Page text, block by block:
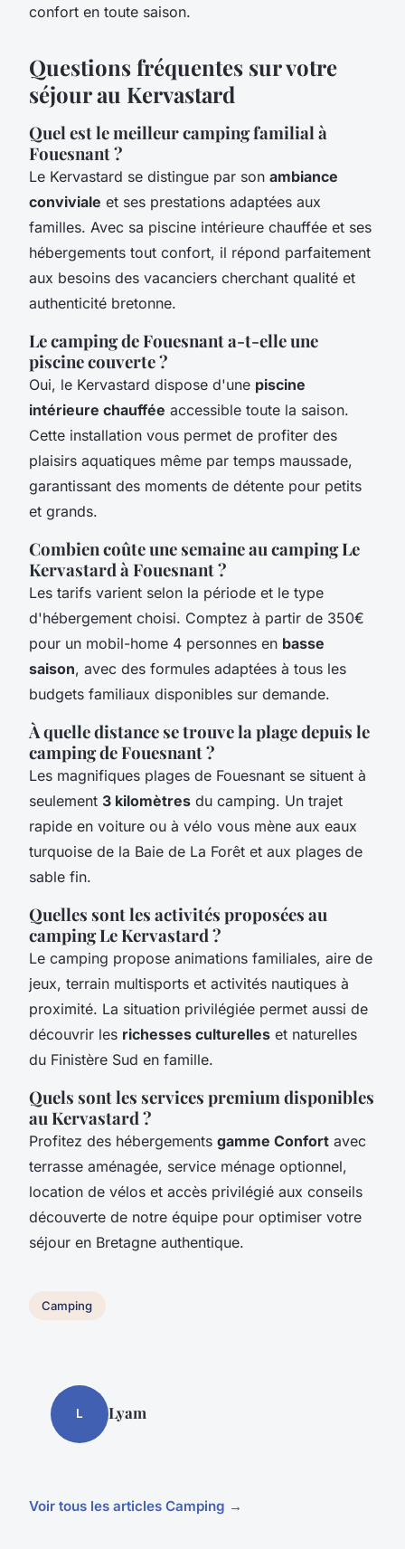
confort en toute saison.
Questions fréquentes sur votre
séjour au Kervastard
Quel est le meilleur camping familial à
Fouesnant ?
Le Kervastard se distingue par son ambiance
conviviale et ses prestations adaptées aux
familles. Avec sa piscine intérieure chauffée et ses
hébergements tout confort, il répond parfaitement
aux besoins des vacanciers cherchant qualité et
authenticité bretonne.
Le camping de Fouesnant a-t-elle une
piscine couverte ?
Oui, le Kervastard dispose d'une piscine
intérieure chauffée accessible toute la saison.
Cette installation vous permet de profiter des
plaisirs aquatiques même par temps maussade,
garantissant des moments de détente pour petits
et grands.
Combien coûte une semaine au camping Le
Kervastard à Fouesnant ?
Les tarifs varient selon la période et le type
d'hébergement choisi. Comptez à partir de 350€
pour un mobil-home 4 personnes en basse
saison, avec des formules adaptées à tous les
budgets familiaux disponibles sur demande.
À quelle distance se trouve la plage depuis le
camping de Fouesnant ?
Les magnifiques plages de Fouesnant se situent à
seulement 3 kilomètres du camping. Un trajet
rapide en voiture ou à vélo vous mène aux eaux
turquoise de la Baie de La Forêt et aux plages de
sable fin.
Quelles sont les activités proposées au
camping Le Kervastard ?
Le camping propose animations familiales, aire de
jeux, terrain multisports et activités nautiques à
proximité. La situation privilégiée permet aussi de
découvrir les richesses culturelles et naturelles
du Finistère Sud en famille.
Quels sont les services premium disponibles
au Kervastard ?
Profitez des hébergements gamme Confort avec
terrasse aménagée, service ménage optionnel,
location de vélos et accès privilégié aux conseils
découverte de notre équipe pour optimiser votre
séjour en Bretagne authentique.
Camping
L Lyam
Voir tous les articles Camping →